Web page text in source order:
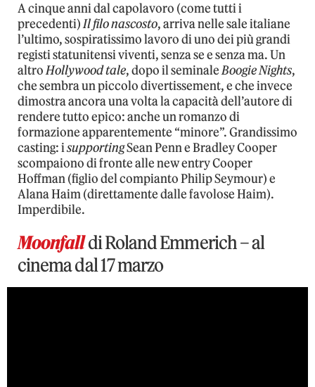
A cinque anni dal capolavoro (come tutti i
precedenti)Il filo nascosto, arriva nelle sale italiane
l’ultimo, sospiratissimo lavoro di uno dei più grandi
registi statunitensi viventi, senza se e senza ma. Un
altroHollywood tale, dopo il seminaleBoogie Nights,
che sembra un piccolo divertissement, e che invece
dimostra ancora una volta la capacità dell’autore di
rendere tutto epico: anche un romanzo di
formazione apparentemente “minore”. Grandissimo
casting: isupportingSean Penn e Bradley Cooper
scompaiono di fronte alle new entry Cooper
Hoffman (figlio del compianto Philip Seymour) e
Alana Haim (direttamente dalle favolose Haim).
Imperdibile.
Moonfalldi Roland Emmerich – al
cinema dal 17 marzo